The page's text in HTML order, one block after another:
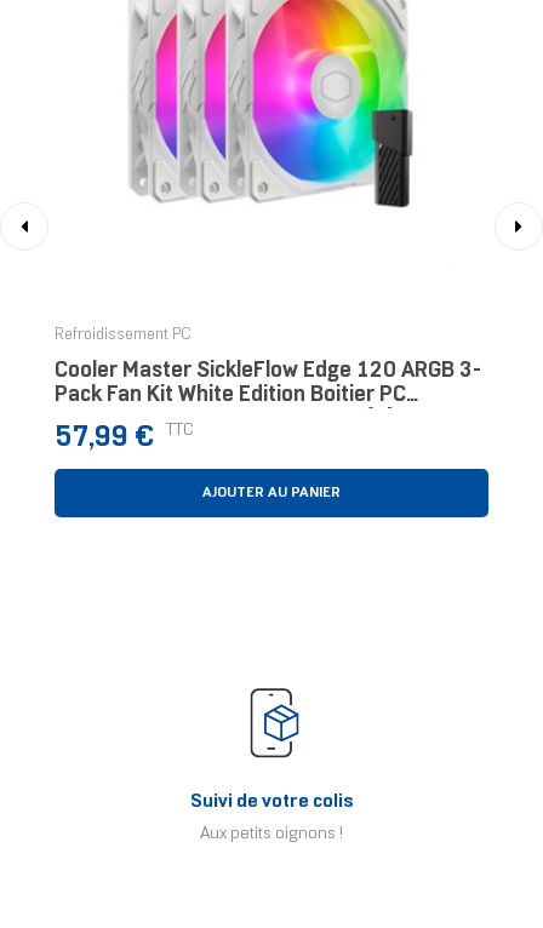
Refroidissement PC
Cooler Master SickleFlow Edge 120 ARGB 3-
Pack Fan Kit White Edition Boitier PC
Ventilateur 12 Cm Blanc 3 Pièce(s)
Prix
57,99 € TTC
AJOUTER AU PANIER
Suivi de votre colis
Aux petits oignons !